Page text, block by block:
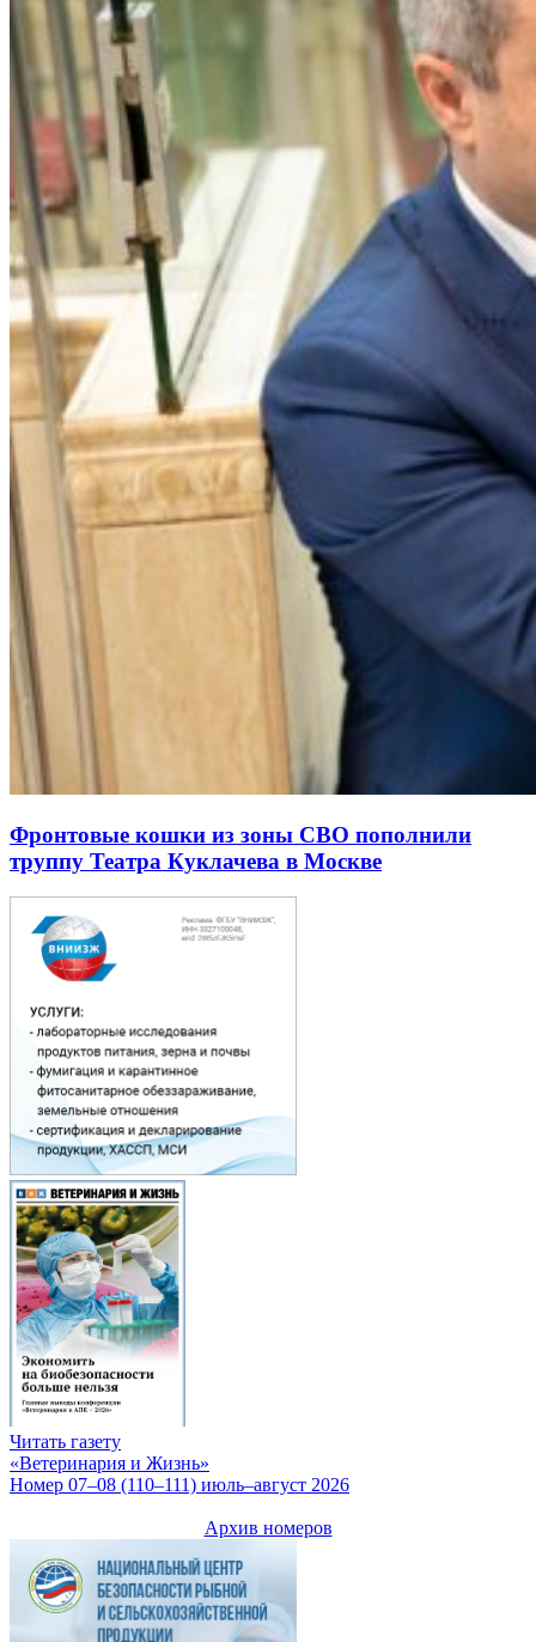
Фронтовые кошки из зоны СВО пополнили
труппу Театра Куклачева в Москве
Читать газету
«Ветеринария и Жизнь»
Номер 07–08 (110–111) июль–август 2026
Архив номеров